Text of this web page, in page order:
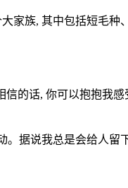
家族, 其中包括短毛
的话, 你可以抱抱我
据说我总是会给人